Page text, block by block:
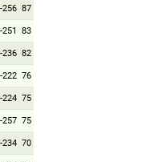
256 87
251 83
236 82
222 76
224 75
257 75
234 70